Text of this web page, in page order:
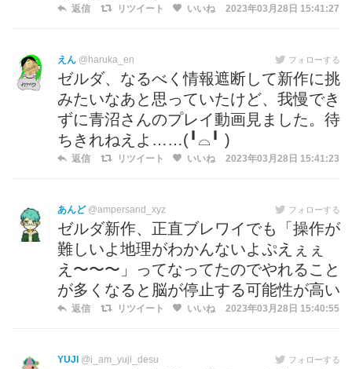
返信 リツイート いいね 2023年03月28日 15:41:27
えん @haruka_en フォローする
ゼルダ、なるべく情報遮断して新作に挑
みたいなあと思っていたけど、我慢でき
ずに青沼さんのプレイ動画見ました。待
ちきれねえよ……(╹⌓╹ )
返信 リツイート いいね 2023年03月28日 15:41:23
あんど @ampersand_xyz フォローする
ゼルダ新作、正直ブレワイでも「操作が
難しいよ地理がわかんないよぷえぇぇ
え〜〜〜」ってなってたのでやれること
が多くなると脳が停止する可能性が高い
返信 リツイート いいね 2023年03月28日 15:40:55
YUJI @i_am_yuji_desu フォローする